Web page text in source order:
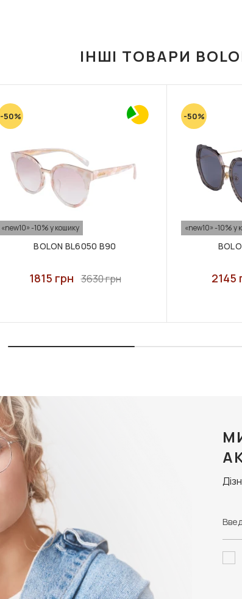
ІНШІ ТОВАРИ
-50%
«new10» -10% у кошику
BOLON BL6050 B90
1815 грн 3630 грн
-50%
«new10» -10% у
2145